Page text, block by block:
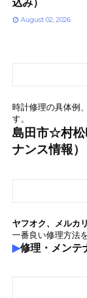
込み）
August 02, 2026
時計修理の具体例
す。
島田市☆村
ナンス情報）
ヤフオク、メルカ
一番良い修理方法
▶修理・メンテ